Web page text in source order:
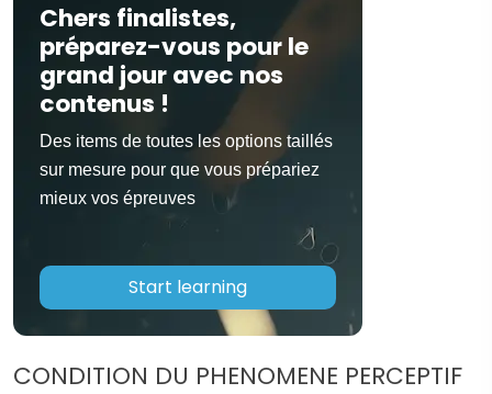
Chers finalistes,
préparez-vous pour le
grand jour avec nos
contenus !
Des items de toutes les options taillés
sur mesure pour que vous prépariez
mieux vos épreuves
Start learning
CONDITION DU PHENOMENE PERCEPTIF